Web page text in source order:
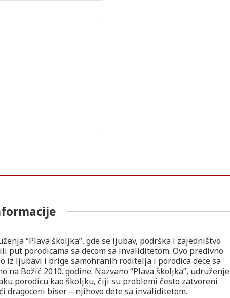
“Plava školjka”, gde se ljubav, podrška i zajedništvo
put porodicama sa decom sa invaliditetom. Ovo predivno
iz ljubavi i brige samohranih roditelja i porodica dece sa
na Božić 2010. godine. Nazvano “Plava školjka”, udruženje
porodicu kao školjku, čiji su problemi često zatvoreni
dragoceni biser – njihovo dete sa invaliditetom.